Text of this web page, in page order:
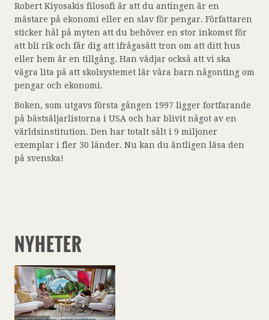
Robert Kiyosakis filosofi är att du antingen är en
mästare på ekonomi eller en slav för pengar. Författaren
sticker hål på myten att du behöver en stor inkomst för
att bli rik och får dig att ifrågasätt tron om att ditt hus
eller hem är en tillgång. Han vädjar också att vi ska
vägra lita på att skolsystemet lär våra barn någonting om
pengar och ekonomi.
Boken, som utgavs första gången 1997 ligger fortfarande
på bästsäljarlistorna i USA och har blivit något av en
världsinstitution. Den har totalt sålt i 9 miljoner
exemplar i fler 30 länder. Nu kan du äntligen läsa den
på svenska!
NYHETER